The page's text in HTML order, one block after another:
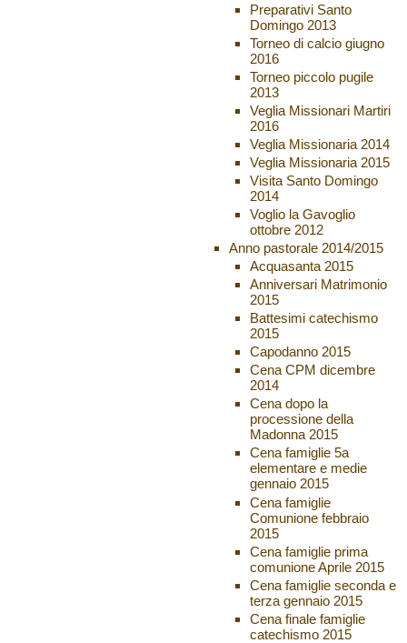
Preparativi Santo
Domingo 2013
Torneo di calcio giugno
2016
Torneo piccolo pugile
2013
Veglia Missionari Martiri
2016
Veglia Missionaria 2014
Veglia Missionaria 2015
Visita Santo Domingo
2014
Voglio la Gavoglio
ottobre 2012
Anno pastorale 2014/2015
Acquasanta 2015
Anniversari Matrimonio
2015
Battesimi catechismo
2015
Capodanno 2015
Cena CPM dicembre
2014
Cena dopo la
processione della
Madonna 2015
Cena famiglie 5a
elementare e medie
gennaio 2015
Cena famiglie
Comunione febbraio
2015
Cena famiglie prima
comunione Aprile 2015
Cena famiglie seconda e
terza gennaio 2015
Cena finale famiglie
catechismo 2015